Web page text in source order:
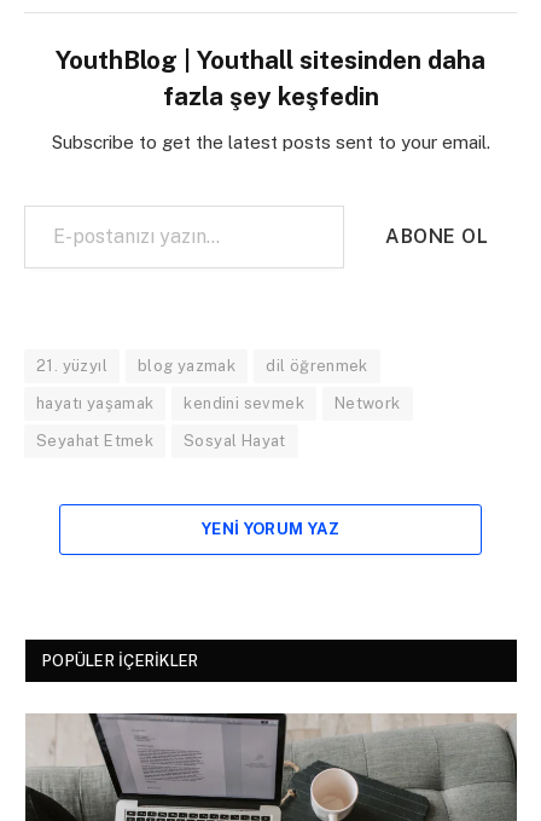
YouthBlog | Youthall sitesinden daha
fazla şey keşfedin
Subscribe to get the latest posts sent to your email.
E-postanızı yazın…
ABONE OL
21. yüzyıl blog yazmak dil öğrenmek
hayatı yaşamak kendini sevmek Network
Seyahat Etmek Sosyal Hayat
YENI YORUM YAZ
POPÜLER İÇERIKLER